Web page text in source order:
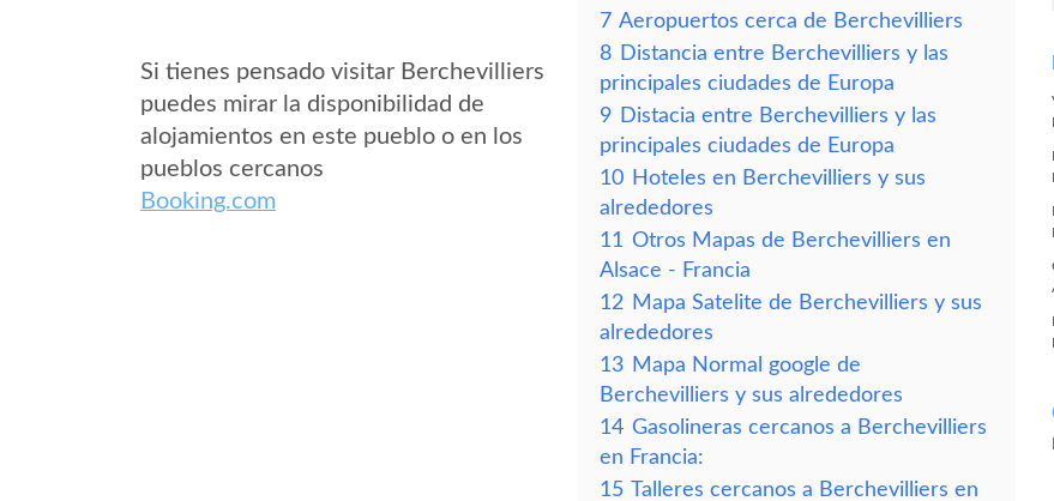
Si tienes pensado visitar Berchevilliers
puedes mirar la disponibilidad de
alojamientos en este pueblo o en los
pueblos cercanos
Booking.com
7 Aeropuertos cerca de Berchevilliers
8 Distancia entre Berchevilliers y las
principales ciudades de Europa
9 Distacia entre Berchevilliers y las
principales ciudades de Europa
10 Hoteles en Berchevilliers y sus
alrededores
11 Otros Mapas de Berchevilliers en
Alsace - Francia
12 Mapa Satelite de Berchevilliers y sus
alrededores
13 Mapa Normal google de
Berchevilliers y sus alrededores
14 Gasolineras cercanos a Berchevilliers
en Francia:
15 Talleres cercanos a Berchevilliers en